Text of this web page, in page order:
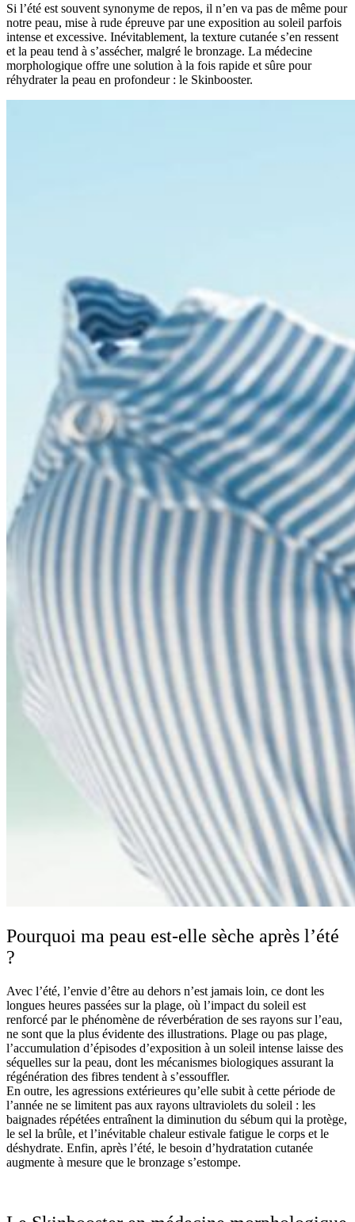
Si l’été est souvent synonyme de repos, il n’en va pas de même pour
notre peau, mise à rude épreuve par une exposition au soleil parfois
intense et excessive. Inévitablement, la texture cutanée s’en ressent
et la peau tend à s’assécher, malgré le bronzage. La médecine
morphologique offre une solution à la fois rapide et sûre pour
réhydrater la peau en profondeur : le Skinbooster.
Pourquoi ma peau est-elle sèche après l’été
?
Avec l’été, l’envie d’être au dehors n’est jamais loin, ce dont les
longues heures passées sur la plage, où l’impact du soleil est
renforcé par le phénomène de réverbération de ses rayons sur l’eau,
ne sont que la plus évidente des illustrations. Plage ou pas plage,
l’accumulation d’épisodes d’exposition à un soleil intense laisse des
séquelles sur la peau, dont les mécanismes biologiques assurant la
régénération des fibres tendent à s’essouffler.
En outre, les agressions extérieures qu’elle subit à cette période de
l’année ne se limitent pas aux rayons ultraviolets du soleil : les
baignades répétées entraînent la diminution du sébum qui la protège,
le sel la brûle, et l’inévitable chaleur estivale fatigue le corps et le
déshydrate. Enfin, après l’été, le besoin d’hydratation cutanée
augmente à mesure que le bronzage s’estompe.